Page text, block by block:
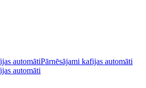
Pārnēsājami kafijas automāti